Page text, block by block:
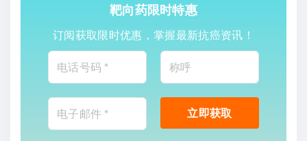
靶向药限时特惠
订阅获取限时优惠，掌握最新抗癌资讯！